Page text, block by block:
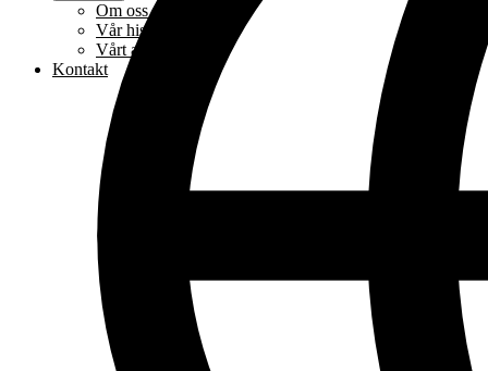
Om oss
Vår historia
Vårt arbetssätt
Kontakt